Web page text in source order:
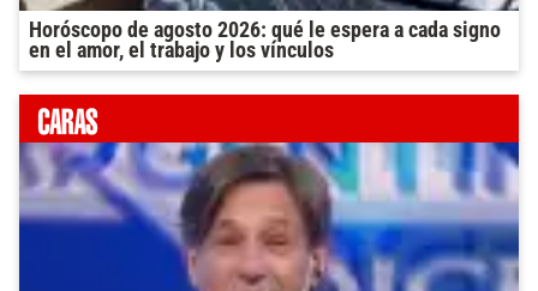
Horóscopo de agosto 2026: qué le espera a cada signo
en el amor, el trabajo y los vínculos